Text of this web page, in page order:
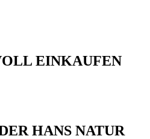
EINKAUFEN
HANS NATUR